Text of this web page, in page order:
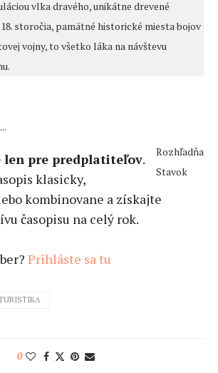
vlka dravého, unikátne drevené
storočia, pamätné historické miesta bojov
vojny, to všetko láka na návštevu
Rozhľadňa
Stavok
len pre predplatiteľov.
klasicky,
kombinovane a získajte
časopisu na celý rok.
Prihláste sa tu
0